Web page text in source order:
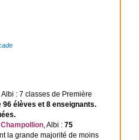
Albi : 7 classes de Première
96 élèves et 8 enseignants.
, Albi : 75
la grande majorité de moins